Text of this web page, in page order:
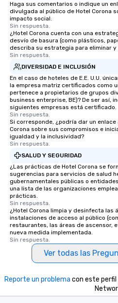
Haga sus comentarios o indique un
divulgada al público de Hotel Corona
impacto social.
Sin respuesta.
¿Hotel Corona cuenta con una
desvío de basura (como plásticos,
describa su estrategia para eliminar y
Sin respuesta.
DIVERSIDAD E INCLUSIÓN
En el caso de hoteles de E.E. U.U.
la empresa matriz certificados como
pertenece a propietarios de grupos
business enterprise, BE)? De ser así,
siguientes empresas está certificado.
Sin respuesta.
Si corresponde, ¿podría dar un
Corona sobre sus compromisos e
igualdad y la inclusividad?
Sin respuesta.
SALUD Y SEGURIDAD
¿Las prácticas de Hotel Corona se
sugerencias para servicios de salud
gubernamentales públicas o
una lista de las organizaciones
prácticas.
Sin respuesta.
¿Hotel Corona limpia y desinfecta las
instalaciones de acceso al público
restaurantes, las áreas de ascensor,
nueva medida implementada.
Sin respuesta.
Ver todas las
Reporte un problema con este perfil